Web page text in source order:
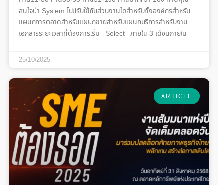
สนใจนำ System ไปปรับใช้กับส่วนงานใดสำหรับทั้งองค์กรสำหรับ
แผนกการตลาดสำหรับแผนกขายสำหรับแผนกบริการสำหรับงาน
เอกสารระยะเวลาที่ต้องการเริ่ม– Select –ภายใน 3 เดือนภายใน
25/10/2025
ARTICLE